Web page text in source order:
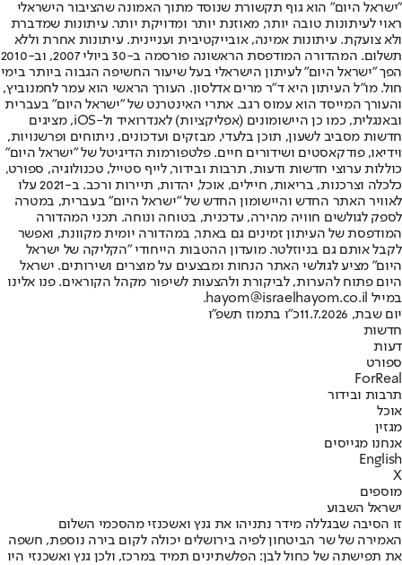
"ישראל היום" הוא גוף תקשורת שנוסד מתוך האמונה שהציבור הישראלי
ראוי לעיתונות טובה יותר, מאוזנת יותר ומדויקת יותר. עיתונות שמדברת
ולא צועקת. עיתונות אמינה, אובייקטיבית ועניינית. עיתונות אחרת וללא
תשלום. המהדורה המודפסת הראשונה פורסמה ב-30 ביולי 2007, וב-2010
הפך "ישראל היום" לעיתון הישראלי בעל שיעור החשיפה הגבוה ביותר בימי
חול. מו"ל העיתון היא ד"ר מרים אדלסון. העורך הראשי הוא עמר לחמנוביץ,
והעורך המייסד הוא עמוס רגב. אתרי האינטרנט של "ישראל היום" בעברית
ובאנגלית, כמו כן היישומונים (אפליקציות) לאנדרואיד ול-iOS, מציגים
חדשות מסביב לשעון, תוכן בלעדי, מבזקים ועדכונים, ניתוחים ופרשנויות,
וידיאו, פודקאסטים ושידורים חיים. פלטפורמות הדיגיטל של "ישראל היום"
כוללות ערוצי חדשות ודעות, תרבות ובידור, לייף סטייל, טכנולוגיה, ספורט,
כלכלה וצרכנות, בריאות, חיילים, אוכל, יהדות, תיירות ורכב. ב-2021 עלו
לאוויר האתר החדש והיישומון החדש של "ישראל היום" בעברית, במטרה
לספק לגולשים חוויה מהירה, עדכנית, בטוחה ונוחה. תכני המהדורה
המודפסת של העיתון זמינים גם באתר, במהדורה יומית מקוונת, ואפשר
לקבל אותם גם בניוזלטר. מועדון ההטבות הייחודי "הקליקה של ישראל
היום" מציע לגולשי האתר הנחות ומבצעים על מוצרים ושירותים. ישראל
היום פתוח להערות, לביקורת ולהצעות לשיפור מקהל הקוראים. פנו אלינו
במייל hayom@israelhayom.co.il.
יום שבת, 11.7.2026
כ"ו בתמוז תשפ"ו
חדשות
דעות
ספורט
ForReal
תרבות ובידור
אוכל
מגזין
אנחנו מגייסים
English
X
מוספים
ישראל השבוע
זו הסיבה שבגללה מידר נתניהו את גנץ ואשכנזי מהסכמי השלום
האמירה של שר הביטחון לפיה בירושלים יכולה לקום בירה נוספת, חשפה
את תפישתה של כחול לבן: הפלשתינים תמיד במרכז, ולכן גנץ ואשכנזי היו